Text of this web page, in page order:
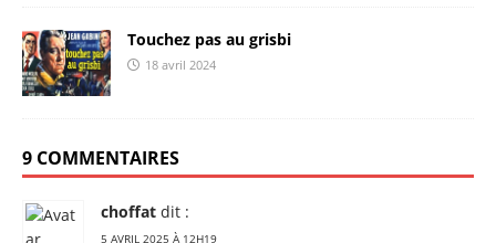
Touchez pas au grisbi
18 avril 2024
9 COMMENTAIRES
choffat dit :
5 AVRIL 2025 À 12H19